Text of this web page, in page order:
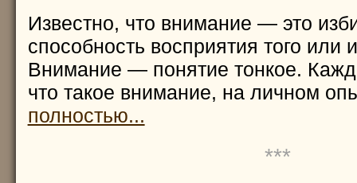
Известно, что внимание — это
способность восприятия того или
Внимание — понятие тонкое.
что такое внимание, на личном
полностью...
***